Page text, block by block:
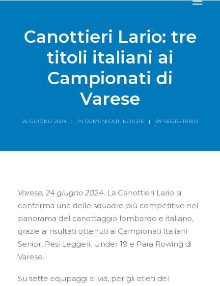
HOME
SOCIETÀ
CANOTTIERI
AGONISTICA
STORIA
IL RISTORANTE
Canottieri Lario: tre
titoli italiani ai
Campionati di
Varese
25 GIUGNO 2024 | IN COMUNICATI, NOTIZIE | BYSEGRETARIO
Varese, 24 giugno 2024. La Canottieri Lario si
conferma una delle squadre più competitive nel
panorama del canottaggio lombardo e italiano,
grazie ai risultati ottenuti ai Campionati Italiani
Senior, Pesi Leggeri, Under 19 e Para Rowing di
Varese.
Su sette equipaggi al via, per gli atleti del